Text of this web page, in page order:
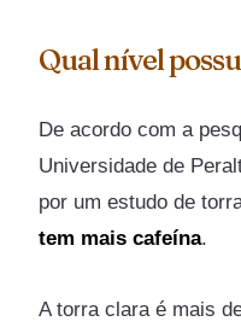
Qual nível
De acordo com a
Universidade de
por um estudo de
tem mais cafeína.
A torra clara é mais